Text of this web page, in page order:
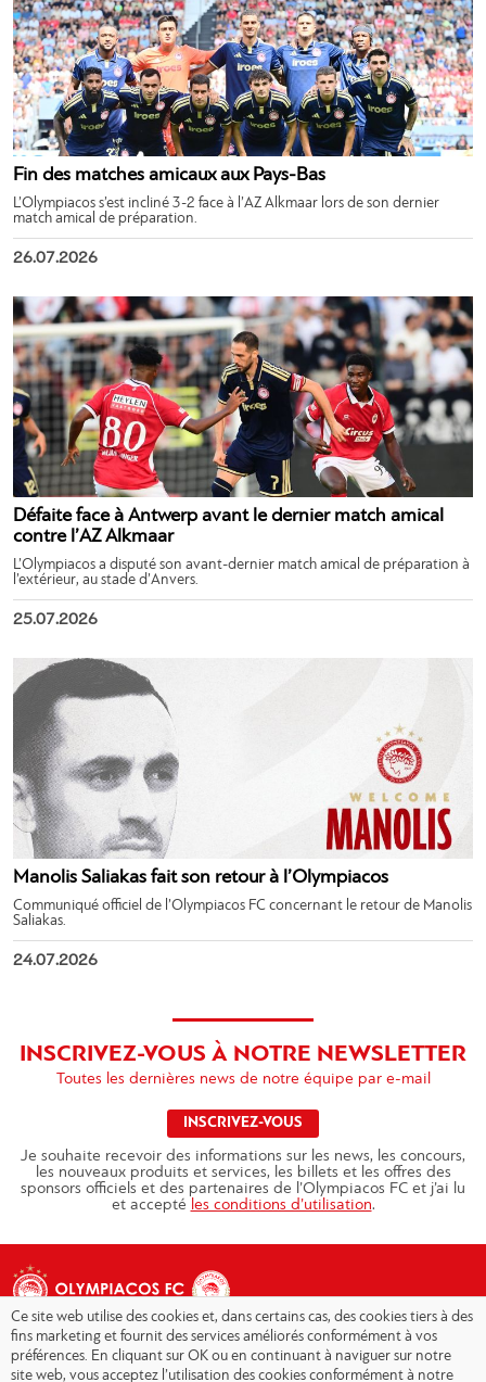
Fin des matches amicaux aux Pays-Bas
L’Olympiacos s’est incliné 3-2 face à l’AZ Alkmaar lors de son dernier
match amical de préparation.
26.07.2026
Défaite face à Antwerp avant le dernier match amical
contre l’AZ Alkmaar
L’Olympiacos a disputé son avant-dernier match amical de préparation à
l’extérieur, au stade d’Anvers.
25.07.2026
Manolis Saliakas fait son retour à l’Olympiacos
Communiqué officiel de l’Olympiacos FC concernant le retour de Manolis
Saliakas.
24.07.2026
INSCRIVEZ-VOUS À NOTRE NEWSLETTER
Toutes les dernières news de notre équipe par e-mail
INSCRIVEZ-VOUS
Je souhaite recevoir des informations sur les news, les concours,
les nouveaux produits et services, les billets et les offres des
sponsors officiels et des partenaires de l’Olympiacos FC et j’ai lu
et accepté les conditions d’utilisation.
Ce site web utilise des cookies et, dans certains cas, des cookies tiers à des
fins marketing et fournit des services améliorés conformément à vos
préférences. En cliquant sur OK ou en continuant à naviguer sur notre
site web, vous acceptez l’utilisation des cookies conformément à notre